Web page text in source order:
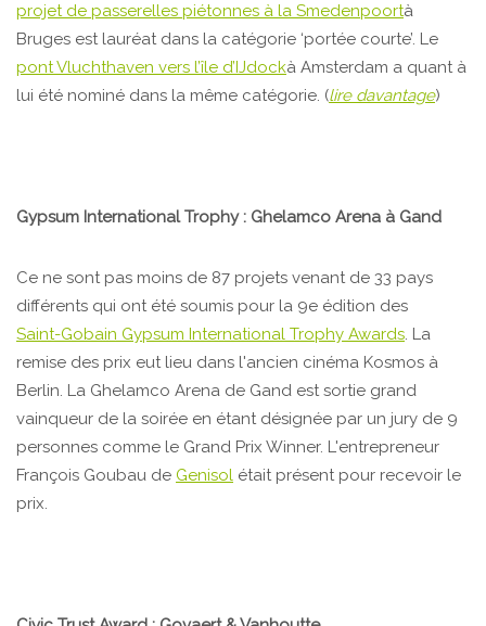
projet de passerelles piétonnes à la Smedenpoortà
Bruges est lauréat dans la catégorie ‘portée courte’. Le
pont Vluchthaven vers l’île d’IJdockà Amsterdam a quant à
lui été nominé dans la même catégorie. (lire davantage)
Gypsum International Trophy : Ghelamco Arena à Gand
Ce ne sont pas moins de 87 projets venant de 33 pays
différents qui ont été soumis pour la 9e édition des
Saint-Gobain Gypsum International Trophy Awards. La
remise des prix eut lieu dans l'ancien cinéma Kosmos à
Berlin. La Ghelamco Arena de Gand est sortie grand
vainqueur de la soirée en étant désignée par un jury de 9
personnes comme le Grand Prix Winner. L'entrepreneur
François Goubau de Genisol était présent pour recevoir le
prix.